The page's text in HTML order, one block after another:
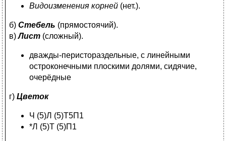
Видоизменения корней (нет.).
б) Стебель (прямостоячий).
в)Лист (сложный).
дважды-перистораздельные, с линейными
остроконечными плоскими долями, сидячие,
очерёдные
г) Цветок
Ч (5)Л (5)Т5П1
*Л (5)Т (5)П1